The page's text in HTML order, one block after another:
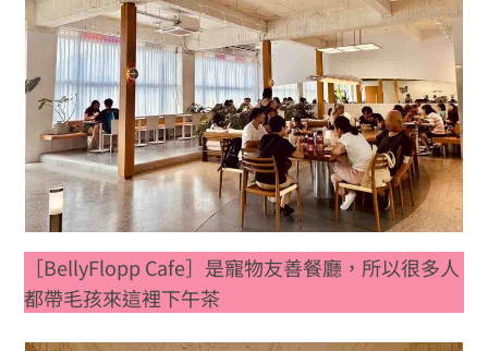
［BellyFlopp Cafe］是寵物友善餐廳，所以很多人
都帶毛孩來這裡下午茶